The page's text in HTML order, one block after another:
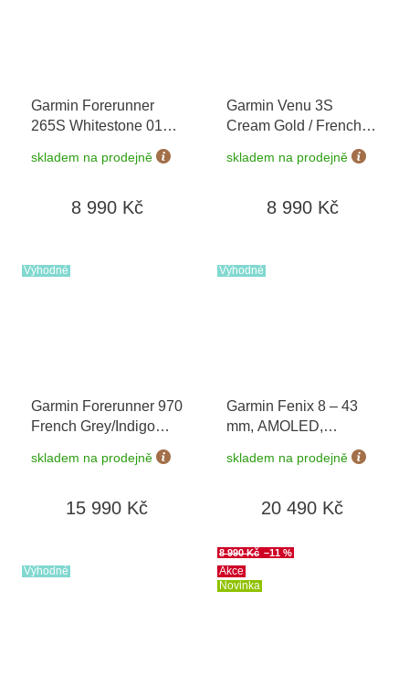
Garmin Forerunner
265S Whitestone 010-
+ možnost
výměny do 90 dní
skladem na prodejně
8 990 Kč
Garmin Venu 3S
Cream Gold / French
010-02785-02
skladem na prodejně
8 990 Kč
Výhodné
Garmin Forerunner 970
French Grey/Indigo
možnost výměny do 90
skladem na prodejně
15 990 Kč
Výhodné
Garmin Fenix 8 – 43
mm, AMOLED,
Sapphire, Soft Gold /
Fog grey 010-02903-
skladem na prodejně
20 490 Kč
Výhodné
Akce
Novinka
8 990 Kč –11 %